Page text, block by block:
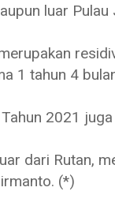
luar Pulau
1 tahun 4
2021
dari Rutan,
(*)